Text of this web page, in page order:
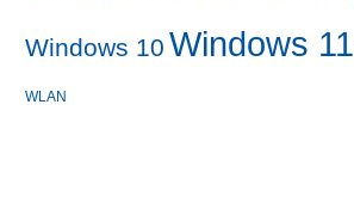
Windows 10 Windows 11
WLAN